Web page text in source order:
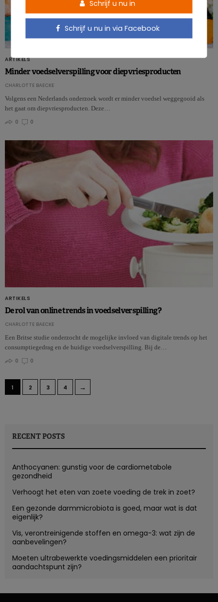
ARTIKELS
Minder voedselverspilling voor diepvriesproducten
CHARLOTTE BAECKE
Volgens een Nederlands onderzoek wordt er minder voedsel weggegooid als
het gaat om diepvriesproducten. Deze…
0
0
ARTIKELS
De rol van online trends in voedselverspilling?
CHARLOTTE BAECKE
Een Britse studie onderzocht de mogelijke invloed van digitale trends op het
consumptiegedrag en de huidige voedselverspilling. Bij de…
0
0
1 2 3 4 →
RECENT POSTS
Anthocyanen: gunstig voor de cardiometabole
gezondheid
Verhoogt het eten van zoete voeding de trek in zoet?
Een gezonde darmmicrobiota is goed, maar wat is dat
eigenlijk?
Vis, verontreinigende stoffen en omega-3: wat zijn de
aanbevelingen?
Moeten ultrabewerkte voedingsmiddelen een prioritair
aandachtspunt zijn?
Schrijf u nu in
Schrijf u nu in via Facebook